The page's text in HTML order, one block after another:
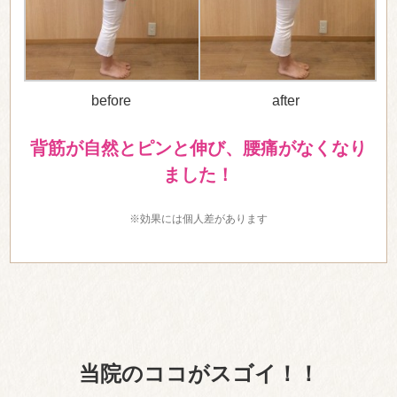
before after
背筋が自然とピンと伸び、腰痛がなくなり
ました！
※効果には個人差があります
当院のココがスゴイ！！